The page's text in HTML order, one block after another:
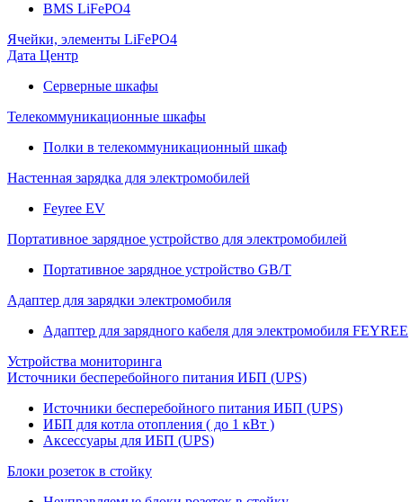
BMS LiFePO4
Ячейки, элементы LiFePO4
Дата Центр
Серверные шкафы
Телекоммуникационные шкафы
Полки в телекоммуникационный шкаф
Настенная зарядка для электромобилей
Feyree EV
Портативное зарядное устройство для электромобилей
Портативное зарядное устройство GB/T
Адаптер для зарядки электромобиля
Адаптер для зарядного кабеля для электромобиля FEYREE
Устройства мониторинга
Источники бесперебойного питания ИБП (UPS)
Источники бесперебойного питания ИБП (UPS)
ИБП для котла отопления ( до 1 кВт )
Аксессуары для ИБП (UPS)
Блоки розеток в стойку